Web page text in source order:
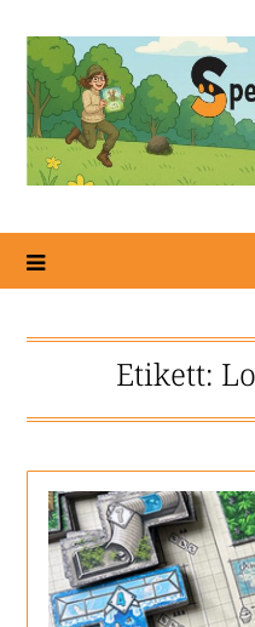
Etikett: